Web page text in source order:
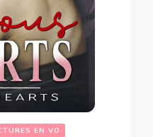
EN VO